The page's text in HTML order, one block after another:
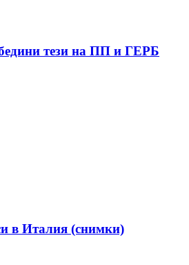
тези на ПП и ГЕРБ
в Италия (снимки)